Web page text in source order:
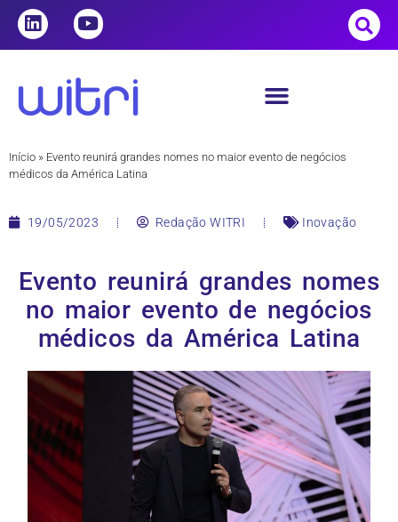
Início » Evento reunirá grandes nomes no maior evento de negócios
médicos da América Latina
19/05/2023 Redação WITRI Inovação
Evento reunirá grandes nomes
no maior evento de negócios
médicos da América Latina